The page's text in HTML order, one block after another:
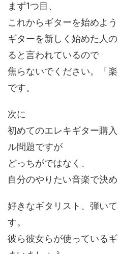
まず1つ目、
これからギターを始めよ
ギターを新しく始めた人
ると言われているので
焦らないでください。「
です。
次に
初めてのエレキギター購
ル問題ですが
どっちがではなく、
自分のやりたい音楽で決め
好きなギタリスト、弾い
す。
彼ら彼女らが使っている